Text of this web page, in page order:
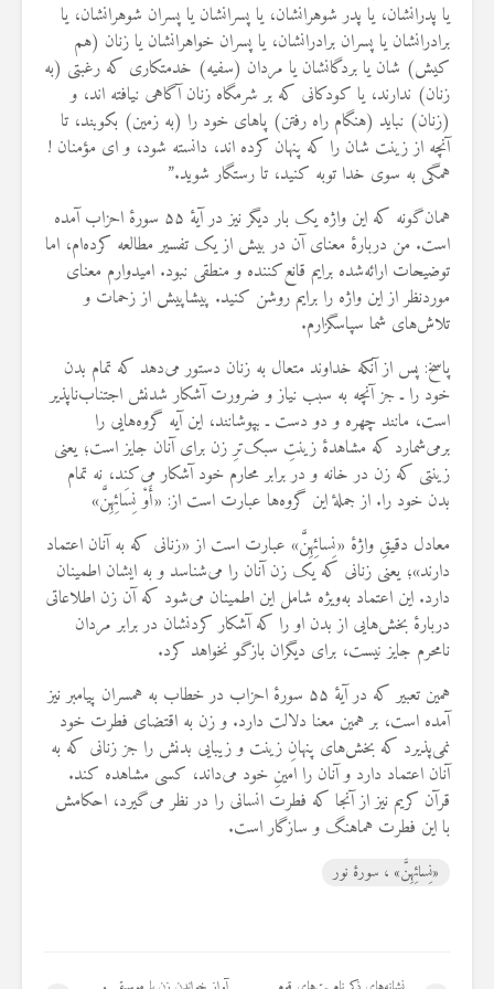
یا پدرانشان، یا پدر شوهرانشان، یا پسرانشان یا پسران شوهرانشان، یا
برادرانشان یا پسران برادرانشان، یا پسران خواهرانشان یا زنان (هم
کیش) شان یا بردگانشان یا مردان (سفیه) خدمتکاری که رغبتی (به
زنان) ندارند، یا کودکانی که بر شرمگاه زنان آگاهی نیافته اند، و
(زنان) نباید (هنگام راه رفتن) پاهای خود را (به زمین) بکوبند، تا
آنچه از زینت شان را که پنهان کرده اند، دانسته شود، و ای مؤمنان !
همگی به سوی خدا توبه کنید، تا رستگار شوید.”
همان‌گونه که این واژه یک بار دیگر نیز در آیهٔ ۵۵ سورهٔ احزاب آمده
است. من دربارهٔ معنای آن در بیش از یک تفسیر مطالعه کرده‌ام، اما
توضیحات ارائه‌شده برایم قانع‌کننده و منطقی نبود. امیدوارم معنای
موردنظر از این واژه را برایم روشن کنید. پیشاپیش از زحمات و
تلاش‌های شما سپاسگزارم.
پاسخ: پس از آنکه خداوند متعال به زنان دستور می‌دهد که تمام بدن
خود را ـ جز آنچه به سبب نیاز و ضرورت آشکار شدنش اجتناب‌ناپذیر
است، مانند چهره و دو دست ـ بپوشانند، این آیه گروه‌هایی را
برمی‌شمارد که مشاهدهٔ زینتِ سبک‌ترِ زن برای آنان جایز است؛ یعنی
زینتی که زن در خانه و در برابر محارم خود آشکار می‌کند، نه تمام
بدن خود را. از جملهٔ این گروه‌ها عبارت است از: «أَوْ نِسَائِهِنَّ»
معادل دقیقِ واژهٔ «نِسائِهِنَّ» عبارت است از «زنانی که به آنان اعتماد
دارند»؛ یعنی زنانی که یک زن آنان را می‌شناسد و به ایشان اطمینان
دارد. این اعتماد به‌ویژه شامل این اطمینان می‌شود که آن زن اطلاعاتی
دربارهٔ بخش‌هایی از بدن او را که آشکار کردنشان در برابر مردان
نامحرم جایز نیست، برای دیگران بازگو نخواهد کرد.
همین تعبیر که در آیهٔ ۵۵ سورهٔ احزاب در خطاب به همسران پیامبر نیز
آمده است، بر همین معنا دلالت دارد. و زن به اقتضای فطرت خود
نمی‌پذیرد که بخش‌های پنهانِ زینت و زیبایی بدنش را جز زنانی که به
آنان اعتماد دارد و آنان را امینِ خود می‌داند، کسی مشاهده کند.
قرآن کریم نیز از آنجا که فطرت انسانی را در نظر می‌گیرد، احکامش
با این فطرت هماهنگ و سازگار است.
«نِسائِهِنَّ» ، سورهٔ نور
19 جولای 2026
36 نمایش ها